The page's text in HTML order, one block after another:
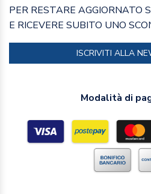
PER RESTARE AGGIORNATO
E RICEVERE SUBITO UNO
ISCRIVITI ALLA
Modalità di